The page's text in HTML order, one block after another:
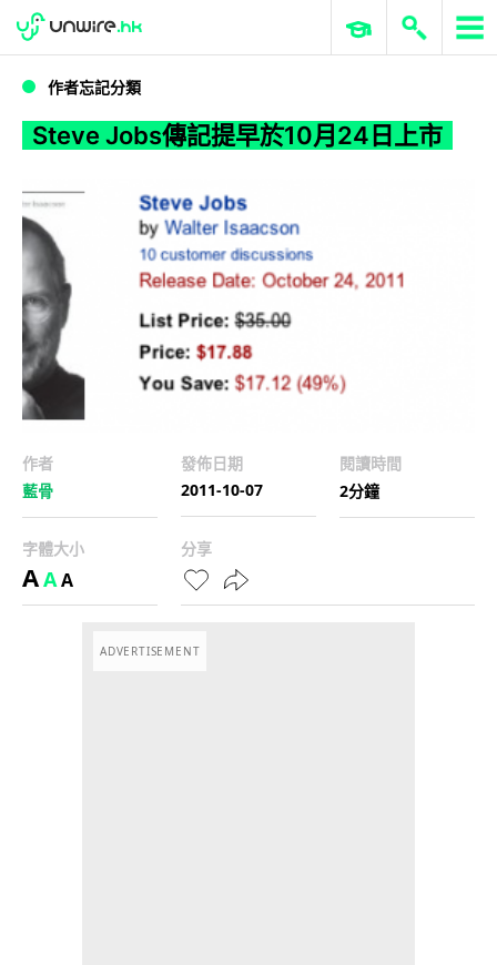
Steve Jobs傳記提早於10月24日上市
WWDC 2026 ERP 與商業 AI
作者忘記分類
Steve Jobs傳記提早於10月24日上市
作者
藍骨
發佈日期
2011-10-07
閱讀時間
2分鐘
字體大小
AAA
分享
ADVERTISEMENT